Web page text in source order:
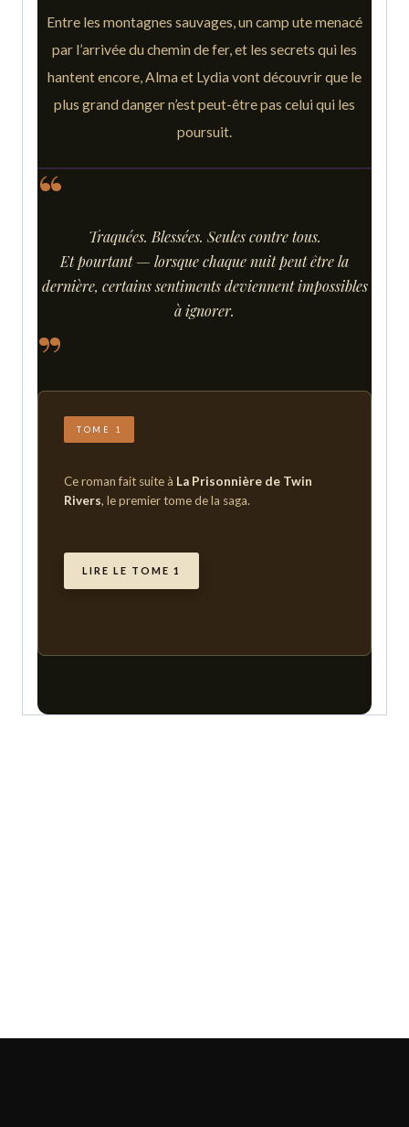
Entre les montagnes sauvages, un camp ute menacé
par l’arrivée du chemin de fer, et les secrets qui les
hantent encore, Alma et Lydia vont découvrir que le
plus grand danger n’est peut-être pas celui qui les
poursuit.
Traquées. Blessées. Seules contre tous.
Et pourtant — lorsque chaque nuit peut être la
dernière, certains sentiments deviennent impossibles
à ignorer.
TOME 1
Ce roman fait suite à La Prisonnière de Twin
Rivers, le premier tome de la saga.
LIRE LE TOME 1